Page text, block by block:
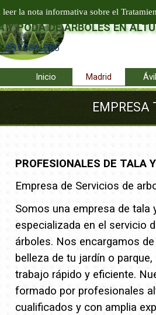
leer la nota informativa sobre el
PODA Y TALA EN ALTURA
Y PODA DE ÁRBOLES EN
601 904 866
Inicio Madrid ▼
EMPRESA
PROFESIONALES DE TALA
Empresa de Servicios de
Somos una empresa de tala
especializada en el servicio
árboles. Nos encargamos
belleza de tu jardín o
trabajo rápido y eficiente.
formado por profesionales
cualificados y con amplia